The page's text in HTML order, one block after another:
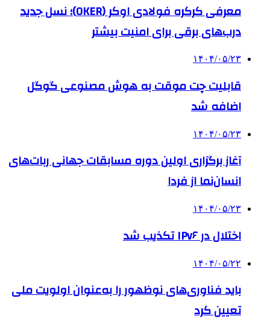
معرفی کرکره فولادی اوکر (OKER)؛ نسل جدید
درب‌های برقی برای امنیت بیشتر
۱۴۰۴/۰۵/۲۳
قابلیت چت موقت به هوش مصنوعی گوگل
اضافه شد
۱۴۰۴/۰۵/۲۳
آغاز برگزاری اولین دوره مسابقات جهانی ربات‌های
انسان‌نما از فردا
۱۴۰۴/۰۵/۲۳
اختلال در IPv۶ تکذیب شد
۱۴۰۴/۰۵/۲۲
باید فناوری‌های نوظهور را به‌عنوان اولویت ملی
تعیین کرد